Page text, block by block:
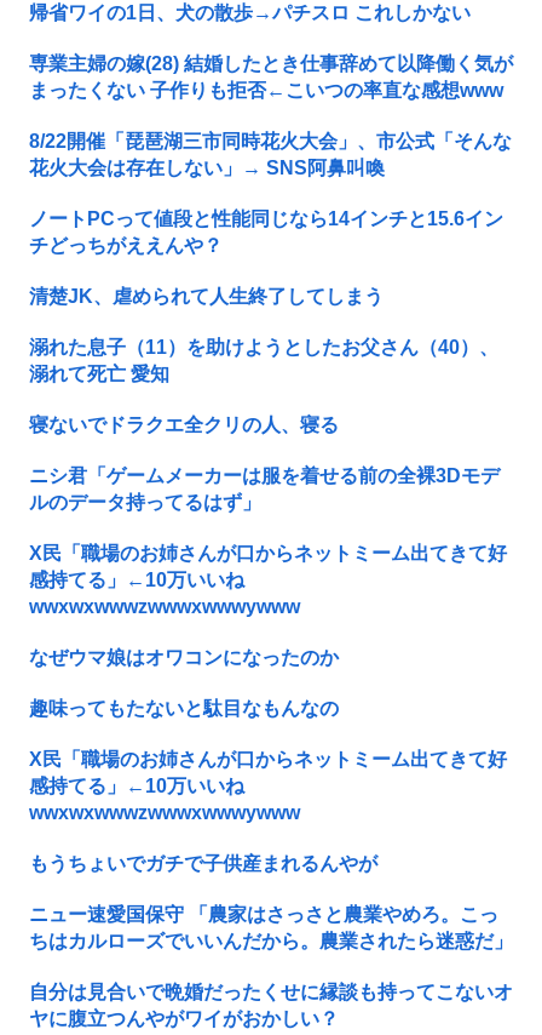
帰省ワイの1日、犬の散歩→パチスロ これしかない
専業主婦の嫁(28) 結婚したとき仕事辞めて以降働く気が
まったくない 子作りも拒否←こいつの率直な感想www
8/22開催「琵琶湖三市同時花火大会」、市公式「そんな
花火大会は存在しない」→ SNS阿鼻叫喚
ノートPCって値段と性能同じなら14インチと15.6イン
チどっちがええんや？
清楚JK、虐められて人生終了してしまう
溺れた息子（11）を助けようとしたお父さん（40）、
溺れて死亡 愛知
寝ないでドラクエ全クリの人、寝る
ニシ君「ゲームメーカーは服を着せる前の全裸3Dモデ
ルのデータ持ってるはず」
X民「職場のお姉さんが口からネットミーム出てきて好
感持てる」←10万いいね
wwxwxwwwzwwwxwwwywww
なぜウマ娘はオワコンになったのか
趣味ってもたないと駄目なもんなの
X民「職場のお姉さんが口からネットミーム出てきて好
感持てる」←10万いいね
wwxwxwwwzwwwxwwwywww
もうちょいでガチで子供産まれるんやが
ニュー速愛国保守 「農家はさっさと農業やめろ。こっ
ちはカルローズでいいんだから。農業されたら迷惑だ」
自分は見合いで晩婚だったくせに縁談も持ってこないオ
ヤに腹立つんやがワイがおかしい？